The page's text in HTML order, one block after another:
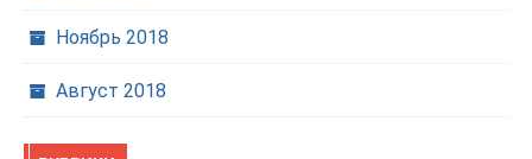
Ноябрь 2018
Август 2018